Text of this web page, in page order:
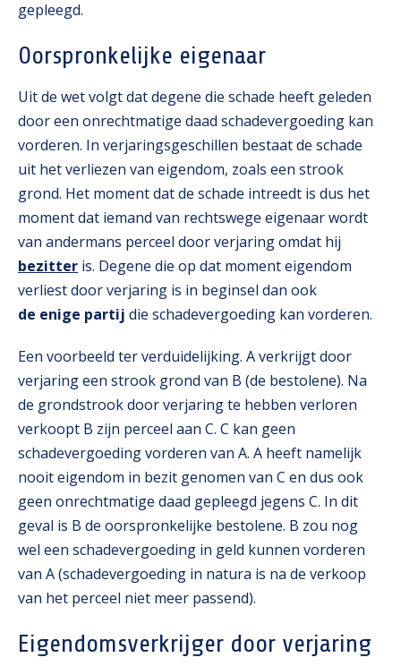
gepleegd.
Oorspronkelijke eigenaar
Uit de wet volgt dat degene die schade heeft geleden
door een onrechtmatige daad schadevergoeding kan
vorderen. In verjaringsgeschillen bestaat de schade
uit het verliezen van eigendom, zoals een strook
grond. Het moment dat de schade intreedt is dus het
moment dat iemand van rechtswege eigenaar wordt
van andermans perceel door verjaring omdat hij
bezitter is. Degene die op dat moment eigendom
verliest door verjaring is in beginsel dan ook
de enige partij die schadevergoeding kan vorderen.
Een voorbeeld ter verduidelijking. A verkrijgt door
verjaring een strook grond van B (de bestolene). Na
de grondstrook door verjaring te hebben verloren
verkoopt B zijn perceel aan C. C kan geen
schadevergoeding vorderen van A. A heeft namelijk
nooit eigendom in bezit genomen van C en dus ook
geen onrechtmatige daad gepleegd jegens C. In dit
geval is B de oorspronkelijke bestolene. B zou nog
wel een schadevergoeding in geld kunnen vorderen
van A (schadevergoeding in natura is na de verkoop
van het perceel niet meer passend).
Eigendomsverkrijger door verjaring